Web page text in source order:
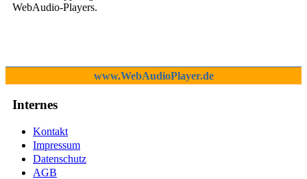
WebAudio-Players.
www.WebAudioPlayer.de
Internes
Kontakt
Impressum
Datenschutz
AGB